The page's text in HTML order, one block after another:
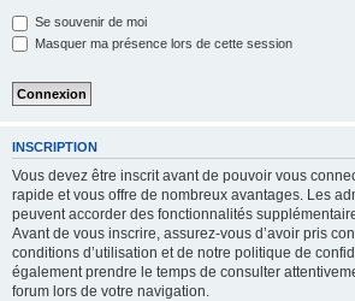
Se souvenir de moi
Masquer ma présence lors de cette session
INSCRIPTION
Vous devez être inscrit avant de pouvoir vous
rapide et vous offre de nombreux avantages. Les
peuvent accorder des fonctionnalités
Avant de vous inscrire, assurez-vous d’avoir pris
conditions d’utilisation et de notre politique de
également prendre le temps de consulter
forum lors de votre navigation.